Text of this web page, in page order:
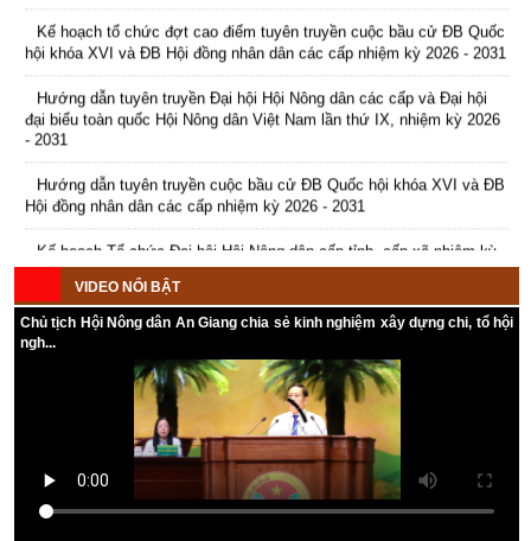
hội khóa XVI và ĐB Hội đồng nhân dân các cấp nhiệm kỳ 2026 - 2031
đại biểu toàn quốc Hội Nông dân Việt Nam lần thứ IX, nhiệm kỳ 2026
- 2031
Hội đồng nhân dân các cấp nhiệm kỳ 2026 - 2031
2025 - 2030
VIDEO NỔI BẬT
Chủ tịch Hội Nông dân An Giang chia sẻ kinh nghiệm xây dựng chi, tổ hội
ngh...